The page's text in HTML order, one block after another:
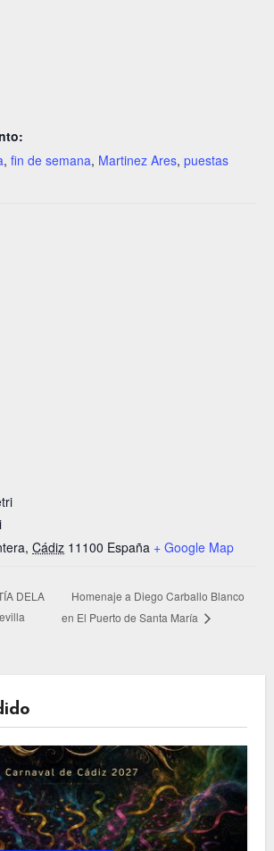
, fin de semana, Martinez Ares, puestas
, Cádiz 11100 España + Google Map
DELA
Homenaje a Diego Carballo Blanco
en El Puerto de Santa María